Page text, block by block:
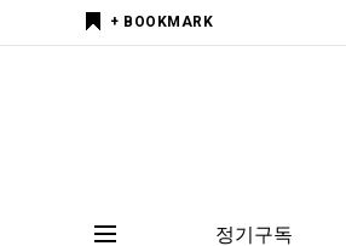
+ BOOKMARK
정기구독